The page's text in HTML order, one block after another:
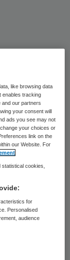
bevestigt
en om
Autoriteit
omdat dan
er
sinds
like browsing data
enables tracking
and our partners
your consent will
ads you see may not
your choices or
link on the
our Website. For
cookies,
for
Personalised
audience